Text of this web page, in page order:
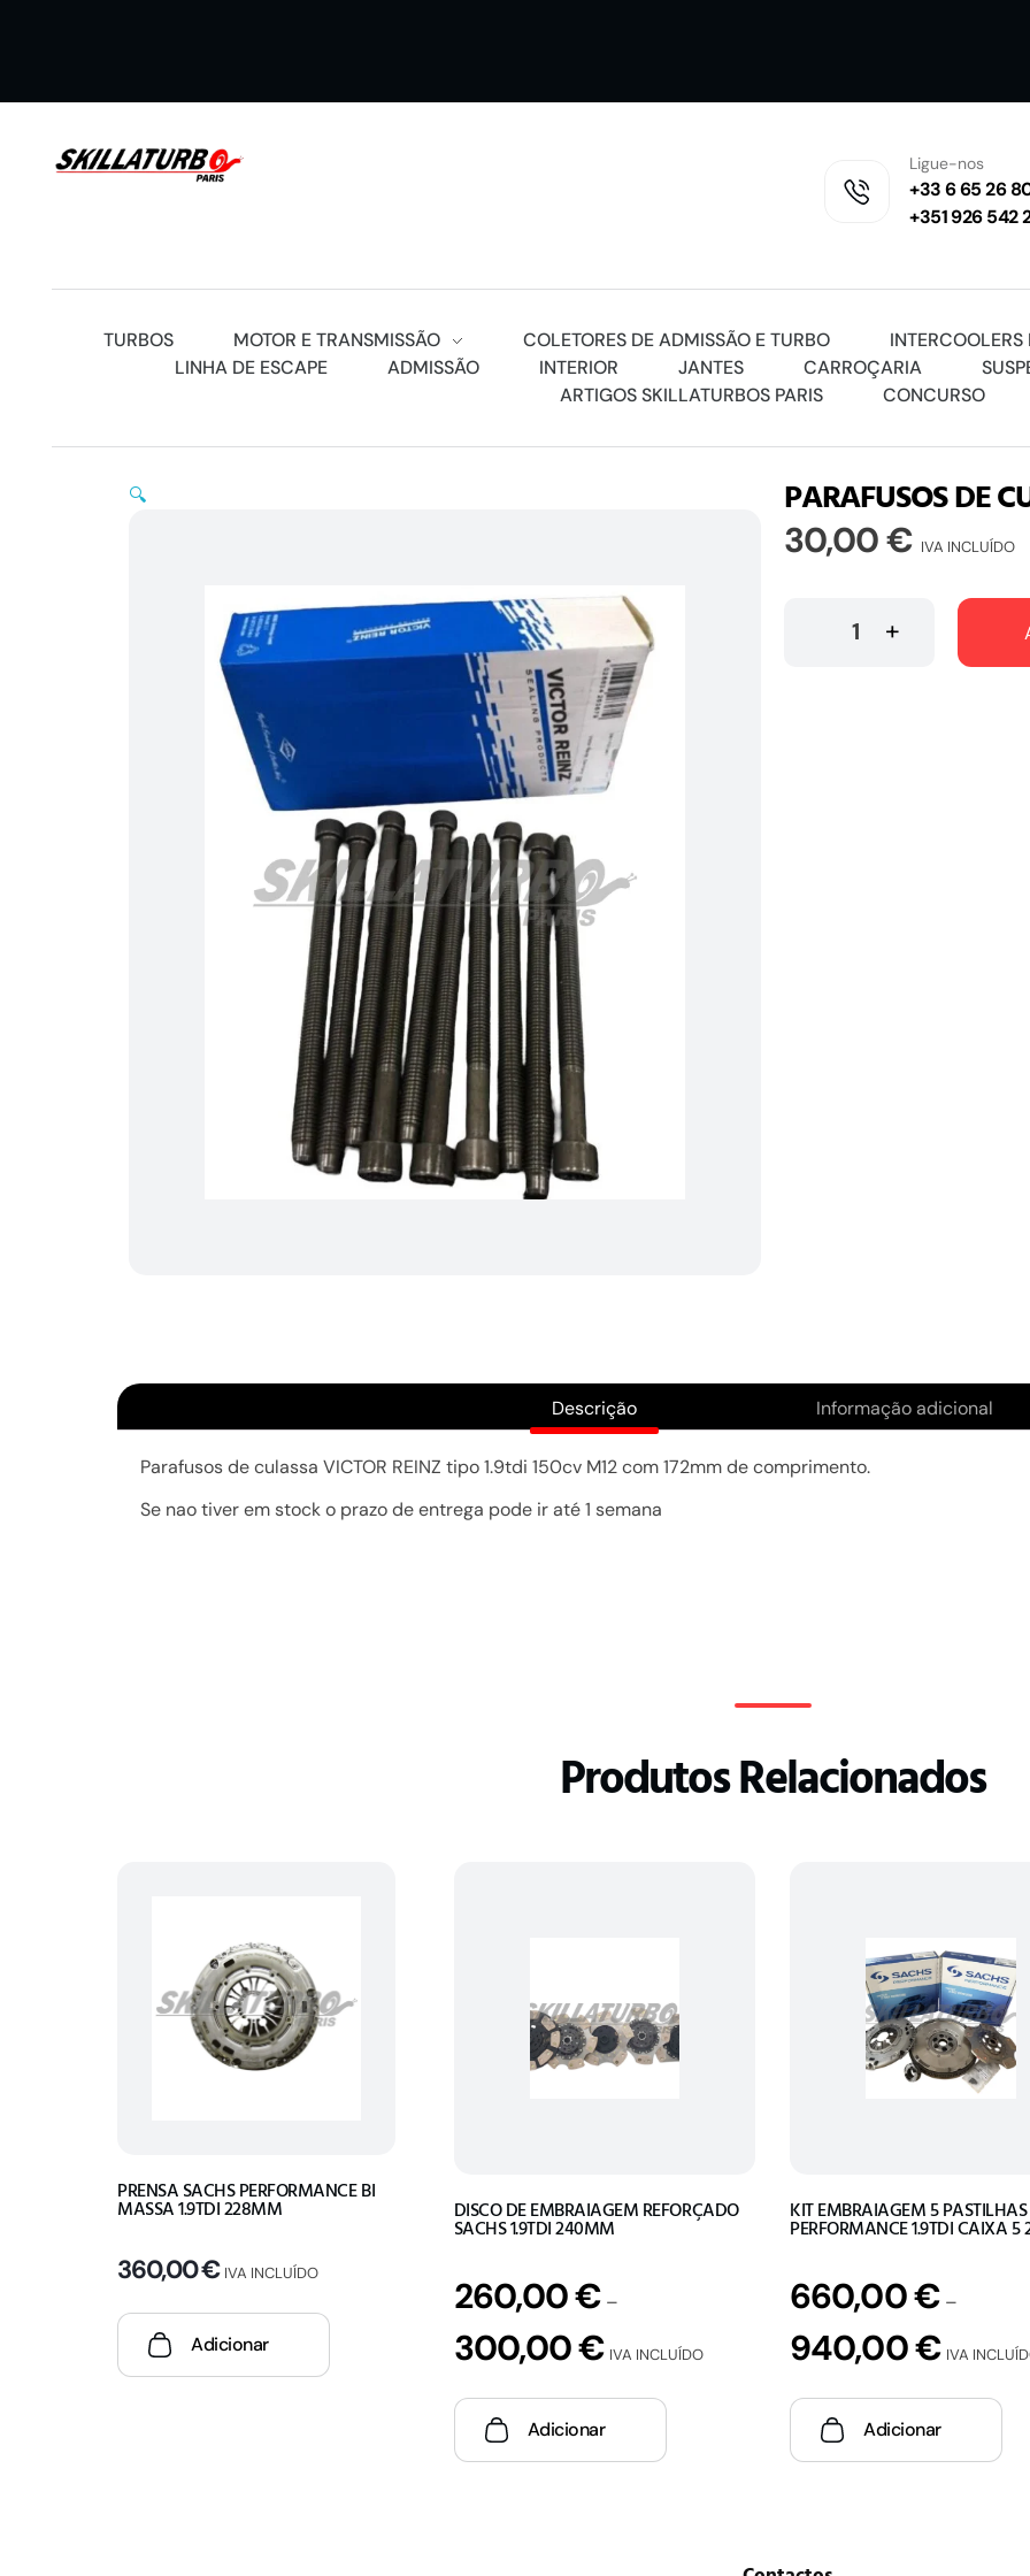
Ligue-nos
+33 6 65 26
+351 926 542
TURBOS MOTOR E TRANSMISSÃO COLETORES DE ADMISSÃO E TURBO INTERCOOLERS
LINHA DE ESCAPE
ADMISSÃO INTERIOR JANTES CARROÇARIA
ARTIGOS SKILLATURBOS PARIS
CONCURSO
🔍 PARAFUSOS DE
30,00€ IVA INCLUÍDO
Descrição Informação adicional
Parafusos de culassa VICTOR REINZ tipo 1.9tdi 150cv M12 com 172mm de comprimento.
Se nao tiver em stock o prazo de entrega pode ir até 1 semana
Produtos Relacionados
PRENSA SACHS PERFORMANCE BI
MASSA 1.9TDI 228MM
360,00€ IVA INCLUÍDO
Adicionar
DISCO DE EMBRAIAGEM REFORÇADO
SACHS 1.9TDI 240MM
260,00€ –
300,00€ IVA INCLUÍDO
Adicionar
KIT EMBRAIAGEM 5
PERFORMANCE 1.9TDI CAIXA
660,00€ –
940,00€ IVA
Adicionar